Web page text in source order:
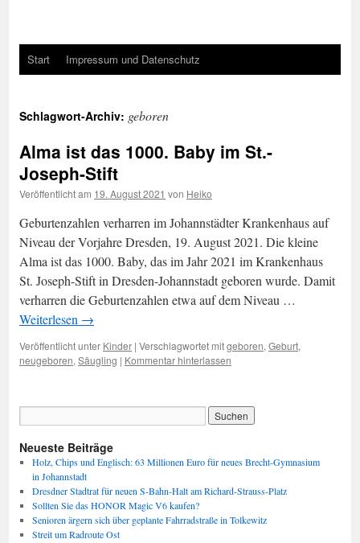
Start Impressum und Datenschutz
Schlagwort-Archiv: geboren
Alma ist das 1000. Baby im St.-
Joseph-Stift
Veröffentlicht am 19. August 2021 von Heiko
Geburtenzahlen verharren im Johannstädter Krankenhaus auf
Niveau der Vorjahre Dresden, 19. August 2021. Die kleine
Alma ist das 1000. Baby, das im Jahr 2021 im Krankenhaus
St. Joseph-Stift in Dresden-Johannstadt geboren wurde. Damit
verharren die Geburtenzahlen etwa auf dem Niveau …
Weiterlesen →
Veröffentlicht unter Kinder | Verschlagwortet mitgeboren, Geburt,
neugeboren, Säugling | Kommentar hinterlassen
Neueste Beiträge
Holz, Chips und Englisch: 63 Millionen Euro für neues Brecht-Gymnasium
in Johannstadt
Dresdner Stadtrat für neuen S-Bahn-Halt am Richard-Strauss-Platz
Sollten Sie das HONOR Magic V6 kaufen?
Senioren ärgern sich über geplante Fahrradstraße in Tolkewitz
Streit um Radroute Ost